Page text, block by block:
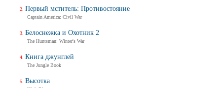
Первый мститель: Противостояние
Captain America: Civil War
Белоснежка и Охотник 2
The Huntsman: Winter's War
Книга джунглей
The Jungle Book
Высотка